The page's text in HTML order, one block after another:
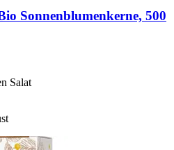
Sonnenblumenkerne, 500
Salat